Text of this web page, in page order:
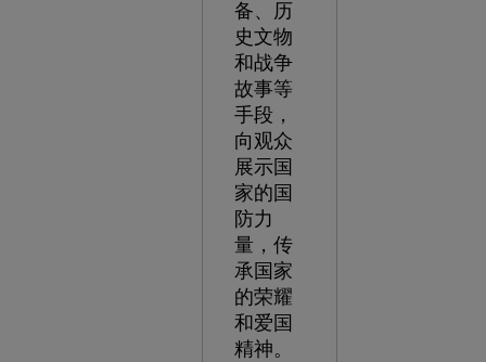
备、历
史文物
和战争
故事等
手段，
向观众
展示国
家的国
防力
量，传
承国家
的荣耀
和爱国
精神。